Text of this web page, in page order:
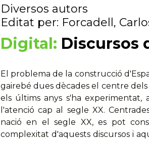
Diversos autors
Editat per: Forcadell,
Digital: Discursos
El problema de la construcció
gairebé dues dècades el centre
els últims anys s'ha experimentat,
l'atenció cap al segle XX.
nació en el segle XX, es pot
complexitat d'aquests discursos i